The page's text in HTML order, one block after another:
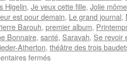
Higelin, Je veux cette fille, Jolie môme
est pour demain, Le grand journal,
Barouh, premier album,
Bonnaire, santé, Saravah, Se revoir
Atherton, théâtre des trois
ferméssur